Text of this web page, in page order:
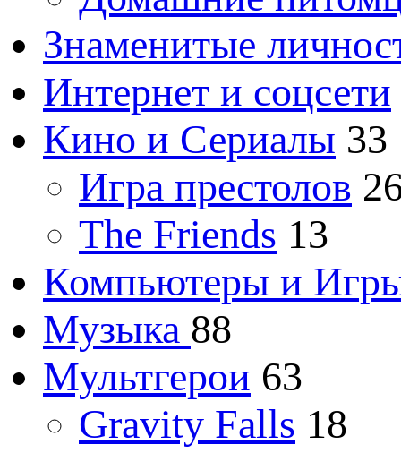
Знаменитые
Интернет и соцсети
Кино и Сериалы 33
Игра престолов
The Friends 13
Компьютеры и
Музыка 88
Мультгерои 63
Gravity Falls 18